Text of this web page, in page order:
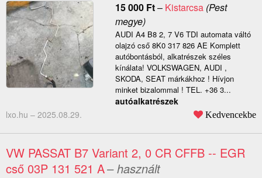
15 000 Ft– Kistarcsa(Pest
megye)
AUDI A4 B8 2, 7 V6 TDI automata váltó
olajzó cső 8K0 317 826 AE Komplett
autóbontásból, alkatrészek széles
kínálata! VOLKSWAGEN, AUDI ,
SKODA, SEAT márkákhoz ! Hívjon
minket bizalommal ! TEL. +36 3...
autóalkatrészek
lxo.hu – 2025.08.29. Kedvencekbe
VW PASSAT B7 Variant 2, 0 CR CFFB -- EGR
cső 03P 131 521 A– használt